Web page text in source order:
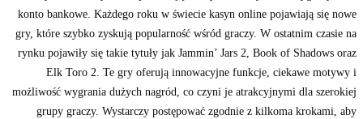
konto bankowe. Każdego roku w świecie kasyn online pojawiają się nowe
gry, które szybko zyskują popularność wśród graczy. W ostatnim czasie na
rynku pojawiły się takie tytuły jak Jammin’ Jars 2, Book of Shadows oraz
Elk Toro 2. Te gry oferują innowacyjne funkcje, ciekawe motywy i
możliwość wygrania dużych nagród, co czyni je atrakcyjnymi dla szerokiej
grupy graczy. Wystarczy postępować zgodnie z kilkoma krokami, aby